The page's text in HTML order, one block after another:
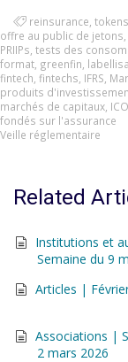
reinsurance tokens
offre au public de jetons
PRIIPs tests des
format greenfin
fintech fintechs IFRS
produits
marchés de capitaux
fondés sur l'assurance
Veille réglementaire
Related
Institutions et
Semaine du 9
Articles |
Associations |
2 mars 2026